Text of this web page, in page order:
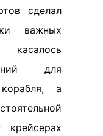
сделал
важных
для
а
крейсерах